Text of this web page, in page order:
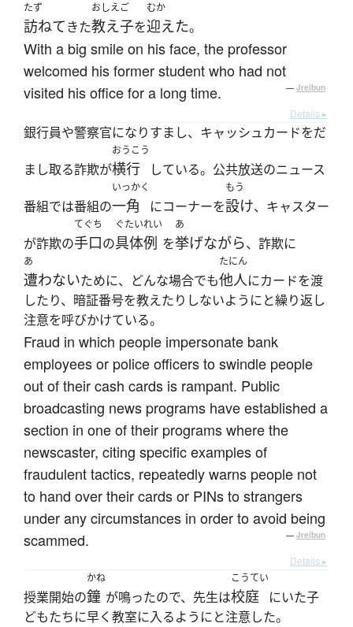
たず
訪ねてきた
おしえご
教え子を
むか
迎えた。
With a big smile on his face, the professor
welcomed his former student who had not
visited his office for a long time.
— Jreibun
Details ▸
銀行員や警察官になりすまし、キャッシュカードをだ
まし取る詐欺が
おうこう
横行 している。公共放送のニュース
番組では番組の
いっかく
一角 にコーナーを
もう
設け、キャスター
が詐欺の
てぐち
手口の
ぐたいれい
具体例 を
あ
挙げながら、詐欺に
あ
遭わないために、どんな場合でも
たにん
他人にカードを渡
したり、暗証番号を教えたりしないようにと繰り返し
注意を呼びかけている。
Fraud in which people impersonate bank
employees or police officers to swindle people
out of their cash cards is rampant. Public
broadcasting news programs have established a
section in one of their programs where the
newscaster, citing specific examples of
fraudulent tactics, repeatedly warns people not
to hand over their cards or PINs to strangers
under any circumstances in order to avoid being
scammed.
— Jreibun
Details ▸
授業開始の
かね
鐘 が鳴ったので、先生は
こうてい
校庭
にいた子
どもたちに早く教室に入るようにと注意した。